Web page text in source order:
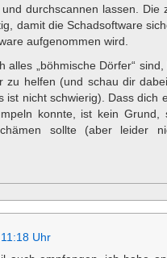
durchscannen lassen. Die
damit die Schadsoftware
aufgenommen wird.
alles „böhmische Dörfer“
zu helfen (und schau dir
ist nicht schwierig). Dass dich
konnte, ist kein Grund,
sollte (aber leider
Uhr